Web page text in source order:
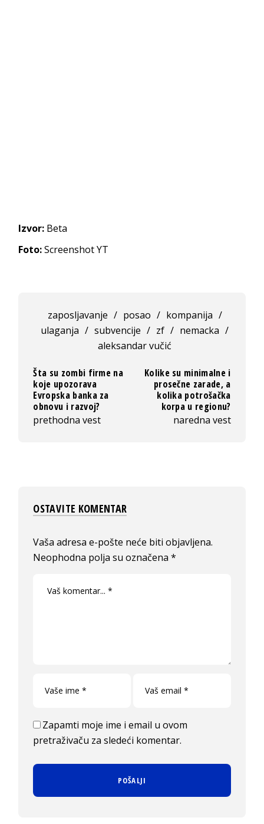
Izvor: Beta
Foto:Screenshot YT
zaposljavanje / posao / kompanija /
ulaganja / subvencije / zf / nemacka /
aleksandar vučić
Šta su zombi firme na
koje upozorava
Evropska banka za
obnovu i razvoj?
prethodna vest
Kolike su minimalne i
prosečne zarade, a
kolika potrošačka
korpa u regionu?
naredna vest
OSTAVITE KOMENTAR
Vaša adresa e-pošte neće biti objavljena.
Neophodna polja su označena*
Zapamti moje ime i email u ovom
pretraživaču za sledeći komentar.